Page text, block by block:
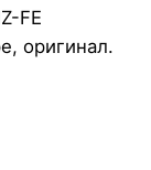
FE
оригинал.